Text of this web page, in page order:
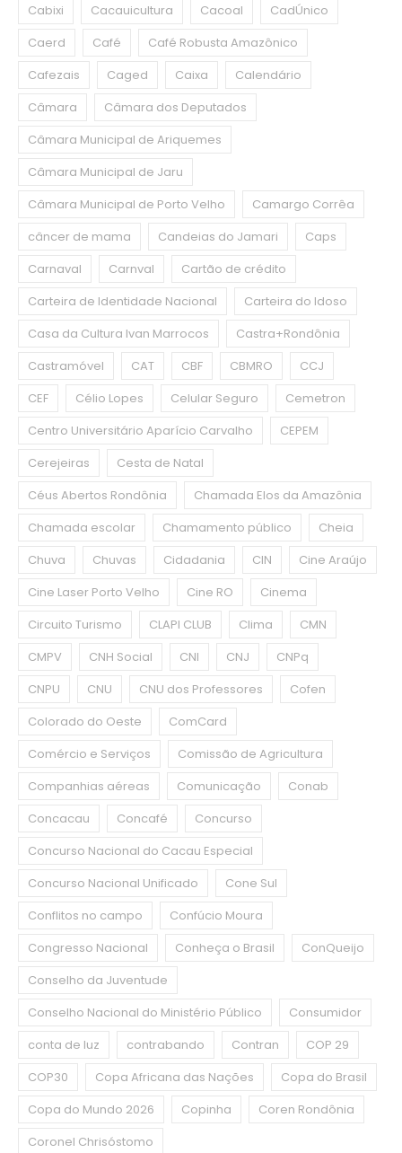
Cabixi
Cacauicultura Cacoal
CadÚnico
Caerd
Café
Café Robusta Amazônico
Cafezais
Caged Caixa
Calendário
Câmara
Câmara dos Deputados
Câmara Municipal de Ariquemes
Câmara Municipal de Jaru
Câmara Municipal de Porto Velho
Camargo Corrêa
câncer de mama
Candeias do Jamari
Caps
Carnaval
Carnval
Cartão de crédito
Carteira de Identidade Nacional
Carteira do Idoso
Casa da Cultura Ivan Marrocos
Castra+Rondônia
Castramóvel
CAT CBF CBMRO
CCJ
CEF
Célio Lopes Celular Seguro
Cemetron
Centro Universitário Aparício Carvalho
CEPEM
Cerejeiras
Cesta de Natal
Céus Abertos Rondônia
Chamada Elos da Amazônia
Chamada escolar
Chamamento público
Cheia
Chuva
Chuvas Cidadania CIN
Cine Araújo
Cine Laser Porto Velho
Cine RO
Cinema
Circuito Turismo
CLAPI CLUB Clima
CMN
CMPV
CNH Social CNI CNJ
CNPq
CNPU
CNU CNU dos Professores
Cofen
Colorado do Oeste
ComCard
Comércio e Serviços
Comissão de Agricultura
Companhias aéreas
Comunicação
Conab
Concacau
Concafé
Concurso
Concurso Nacional do Cacau Especial
Concurso Nacional Unificado
Cone Sul
Conflitos no campo
Confúcio Moura
Congresso Nacional
Conheça o Brasil
ConQueijo
Conselho da Juventude
Conselho Nacional do Ministério Público
Consumidor
conta de luz
contrabando Contran
COP 29
COP30
Copa Africana das Nações
Copa do Brasil
Copa do Mundo 2026
Copinha
Coren Rondônia
Coronel Chrisóstomo